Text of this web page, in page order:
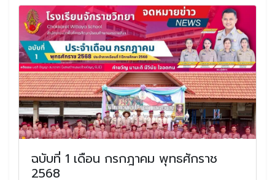
ฉบับที่ 1 เดือน กรกฎาคม พุทธศักราช
2568